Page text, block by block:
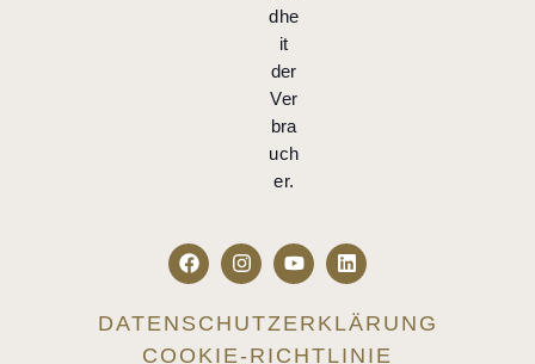
dhe
it
der
Ver
bra
uch
er.
DATENSCHUTZERKLÄRUNG
COOKIE-RICHTLINIE